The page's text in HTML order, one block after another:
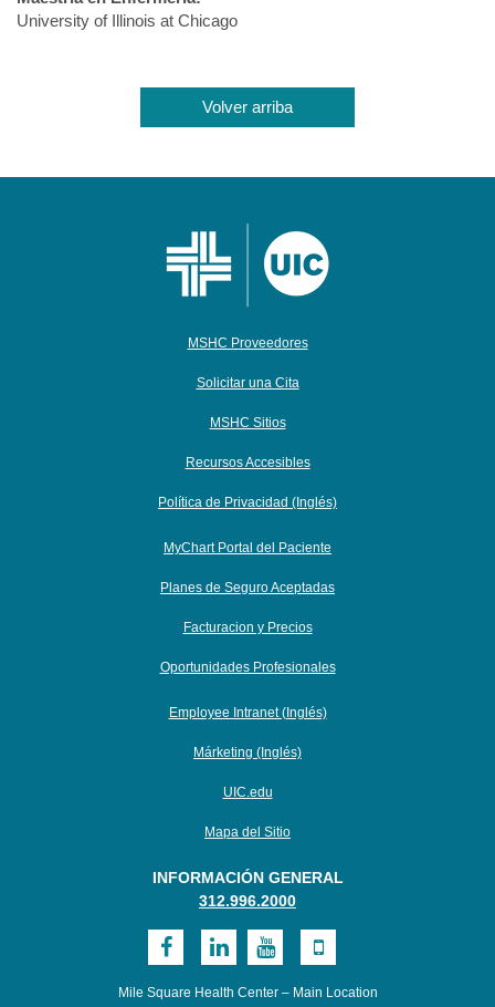
University of Illinois at Chicago
Volver arriba
MSHC Proveedores
Solicitar una Cita
MSHC Sitios
Recursos Accesibles
Política de Privacidad (Inglés)
MyChart Portal del Paciente
Planes de Seguro Aceptadas
Facturacion y Precios
Oportunidades Profesionales
Employee Intranet (Inglés)
Márketing (Inglés)
UIC.edu
Mapa del Sitio
INFORMACIÓN GENERAL
312.996.2000
Visita
MSHC
Visita
MSHC
Visita
MSHC
Vaya
a
Mile Square Health Center – Main Location